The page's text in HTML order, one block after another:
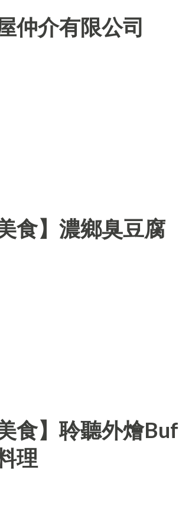
仲介有限公司
食】濃鄉臭豆腐
美食】聆聽外燴
理